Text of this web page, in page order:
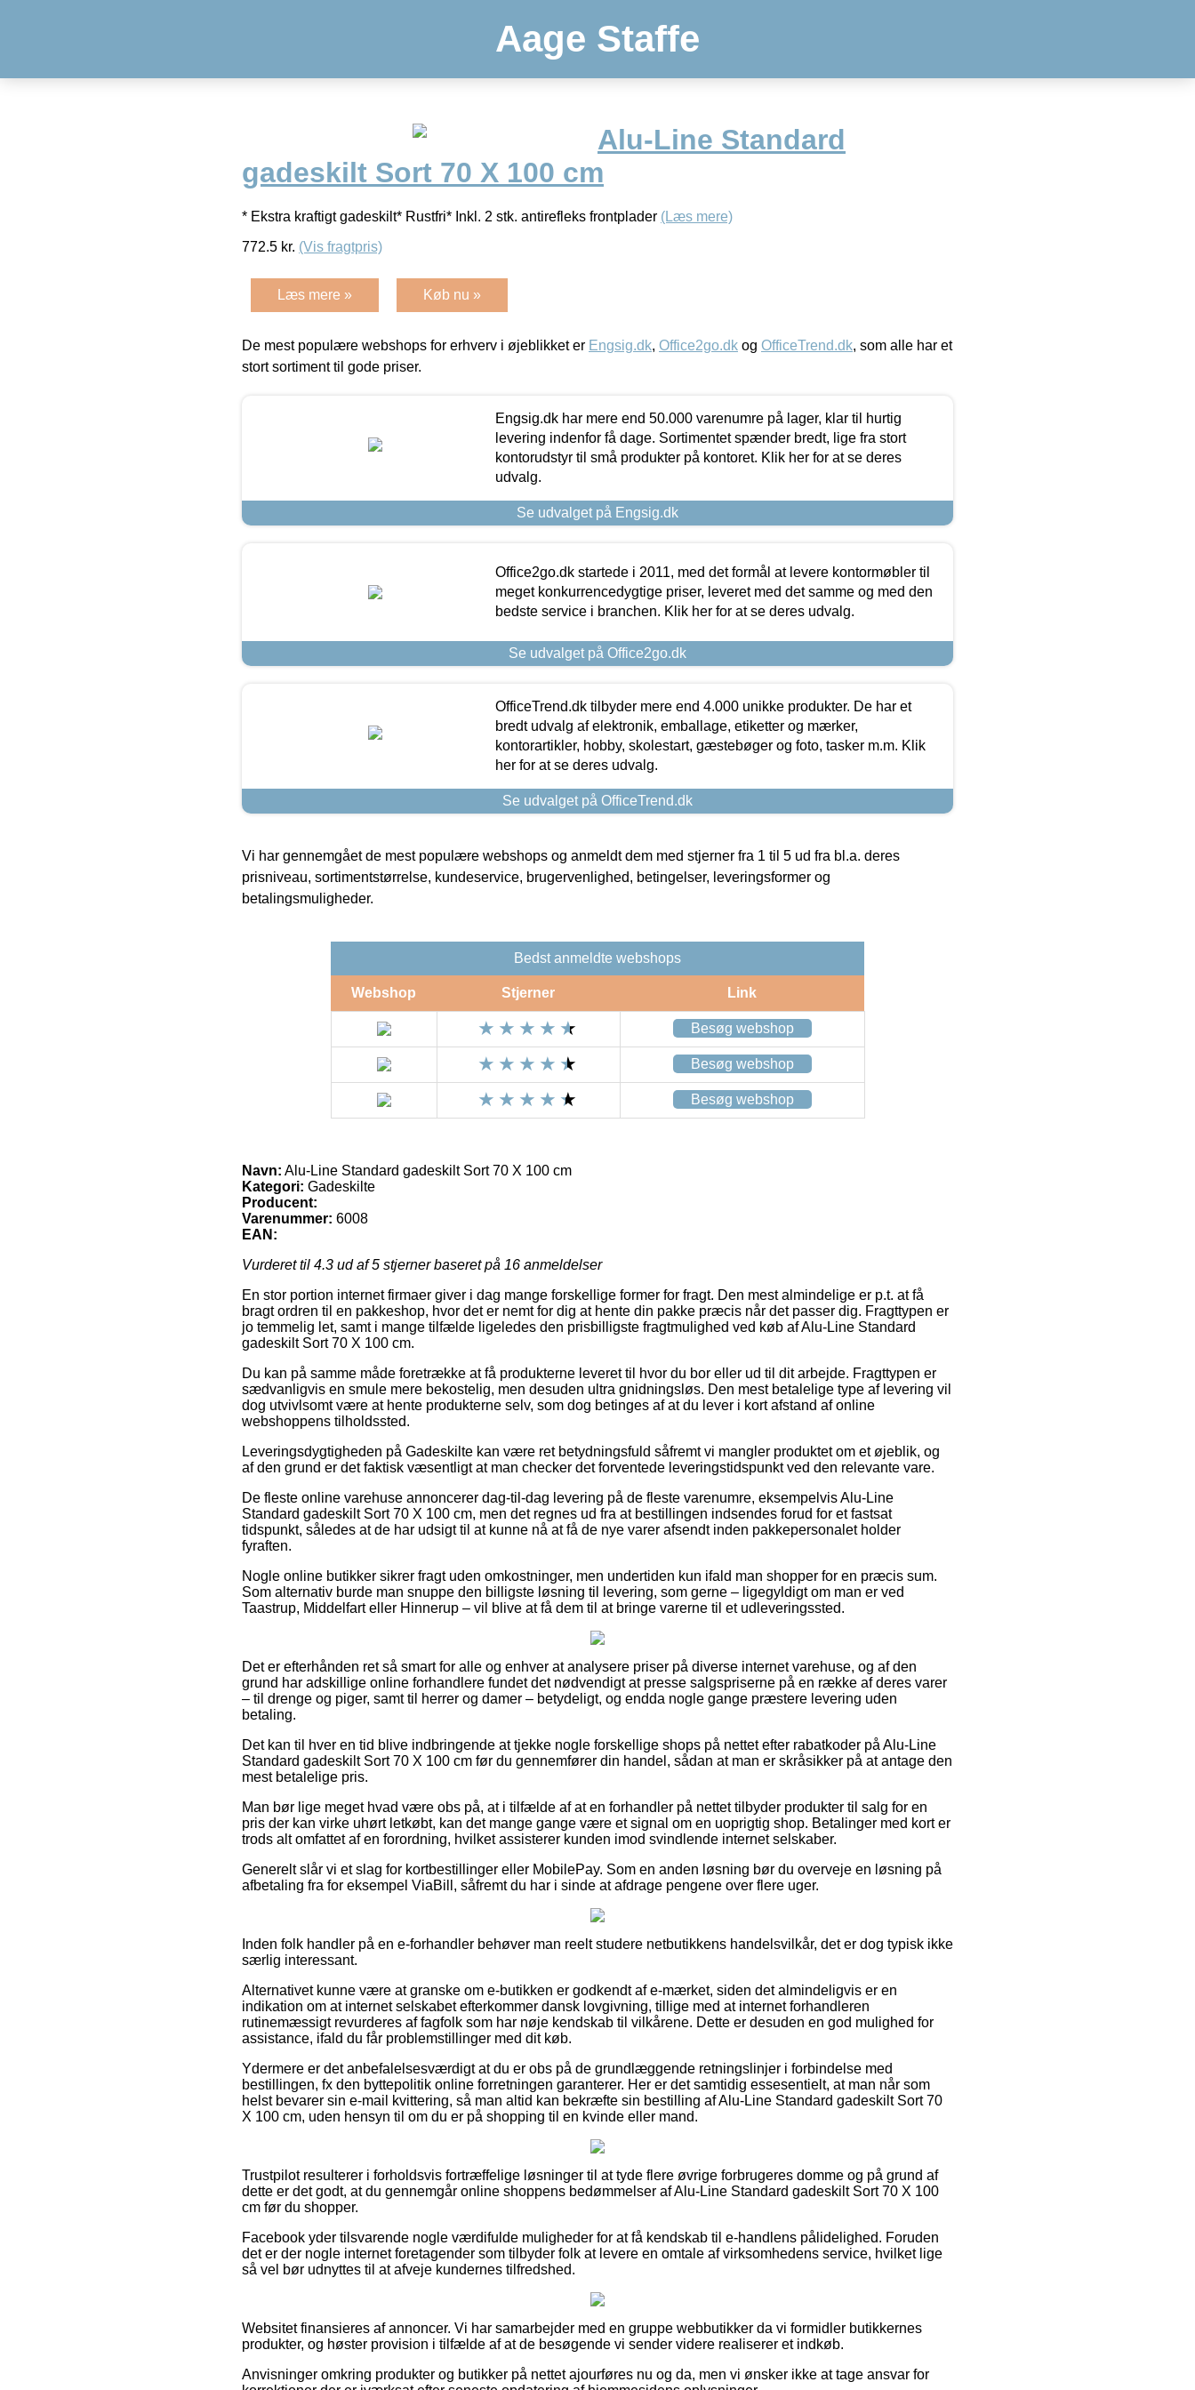
Aage Staffe
Alu-Line Standard
gadeskilt Sort 70 X 100 cm
* Ekstra kraftigt gadeskilt* Rustfri* Inkl. 2 stk. antirefleks frontplader (Læs mere)
772.5 kr. (Vis fragtpris)
Læs mere » Køb nu »
De mest populære webshops for erhverv i øjeblikket er Engsig.dk, Office2go.dk og OfficeTrend.dk, som alle har et
stort sortiment til gode priser.
Engsig.dk har mere end 50.000 varenumre på lager, klar til hurtig
levering indenfor få dage. Sortimentet spænder bredt, lige fra stort
kontorudstyr til små produkter på kontoret. Klik her for at se deres
udvalg.
Se udvalget på Engsig.dk
Office2go.dk startede i 2011, med det formål at levere kontormøbler til
meget konkurrencedygtige priser, leveret med det samme og med den
bedste service i branchen. Klik her for at se deres udvalg.
Se udvalget på Office2go.dk
OfficeTrend.dk tilbyder mere end 4.000 unikke produkter. De har et
bredt udvalg af elektronik, emballage, etiketter og mærker,
kontorartikler, hobby, skolestart, gæstebøger og foto, tasker m.m. Klik
her for at se deres udvalg.
Se udvalget på OfficeTrend.dk
Vi har gennemgået de mest populære webshops og anmeldt dem med stjerner fra 1 til 5 ud fra bl.a. deres
prisniveau, sortimentstørrelse, kundeservice, brugervenlighed, betingelser, leveringsformer og
betalingsmuligheder.
Bedst anmeldte webshops
Webshop Stjerner Link
Besøg webshop
Besøg webshop
Besøg webshop
Navn: Alu-Line Standard gadeskilt Sort 70 X 100 cm
Kategori: Gadeskilte
Producent:
Varenummer: 6008
EAN:
Vurderet til 4.3 ud af 5 stjerner baseret på 16 anmeldelser
En stor portion internet firmaer giver i dag mange forskellige former for fragt. Den mest almindelige er p.t. at få
bragt ordren til en pakkeshop, hvor det er nemt for dig at hente din pakke præcis når det passer dig. Fragttypen er
jo temmelig let, samt i mange tilfælde ligeledes den prisbilligste fragtmulighed ved køb af Alu-Line Standard
gadeskilt Sort 70 X 100 cm.
Du kan på samme måde foretrække at få produkterne leveret til hvor du bor eller ud til dit arbejde. Fragttypen er
sædvanligvis en smule mere bekostelig, men desuden ultra gnidningsløs. Den mest betalelige type af levering vil
dog utvivlsomt være at hente produkterne selv, som dog betinges af at du lever i kort afstand af online
webshoppens tilholdssted.
Leveringsdygtigheden på Gadeskilte kan være ret betydningsfuld såfremt vi mangler produktet om et øjeblik, og
af den grund er det faktisk væsentligt at man checker det forventede leveringstidspunkt ved den relevante vare.
De fleste online varehuse annoncerer dag-til-dag levering på de fleste varenumre, eksempelvis Alu-Line
Standard gadeskilt Sort 70 X 100 cm, men det regnes ud fra at bestillingen indsendes forud for et fastsat
tidspunkt, således at de har udsigt til at kunne nå at få de nye varer afsendt inden pakkepersonalet holder
fyraften.
Nogle online butikker sikrer fragt uden omkostninger, men undertiden kun ifald man shopper for en præcis sum.
Som alternativ burde man snuppe den billigste løsning til levering, som gerne – ligegyldigt om man er ved
Taastrup, Middelfart eller Hinnerup – vil blive at få dem til at bringe varerne til et udleveringssted.
Det er efterhånden ret så smart for alle og enhver at analysere priser på diverse internet varehuse, og af den
grund har adskillige online forhandlere fundet det nødvendigt at presse salgspriserne på en række af deres varer
– til drenge og piger, samt til herrer og damer – betydeligt, og endda nogle gange præstere levering uden
betaling.
Det kan til hver en tid blive indbringende at tjekke nogle forskellige shops på nettet efter rabatkoder på Alu-Line
Standard gadeskilt Sort 70 X 100 cm før du gennemfører din handel, sådan at man er skråsikker på at antage den
mest betalelige pris.
Man bør lige meget hvad være obs på, at i tilfælde af at en forhandler på nettet tilbyder produkter til salg for en
pris der kan virke uhørt letkøbt, kan det mange gange være et signal om en uoprigtig shop. Betalinger med kort er
trods alt omfattet af en forordning, hvilket assisterer kunden imod svindlende internet selskaber.
Generelt slår vi et slag for kortbestillinger eller MobilePay. Som en anden løsning bør du overveje en løsning på
afbetaling fra for eksempel ViaBill, såfremt du har i sinde at afdrage pengene over flere uger.
Inden folk handler på en e-forhandler behøver man reelt studere netbutikkens handelsvilkår, det er dog typisk ikke
særlig interessant.
Alternativet kunne være at granske om e-butikken er godkendt af e-mærket, siden det almindeligvis er en
indikation om at internet selskabet efterkommer dansk lovgivning, tillige med at internet forhandleren
rutinemæssigt revurderes af fagfolk som har nøje kendskab til vilkårene. Dette er desuden en god mulighed for
assistance, ifald du får problemstillinger med dit køb.
Ydermere er det anbefalelsesværdigt at du er obs på de grundlæggende retningslinjer i forbindelse med
bestillingen, fx den byttepolitik online forretningen garanterer. Her er det samtidig essesentielt, at man når som
helst bevarer sin e-mail kvittering, så man altid kan bekræfte sin bestilling af Alu-Line Standard gadeskilt Sort 70
X 100 cm, uden hensyn til om du er på shopping til en kvinde eller mand.
Trustpilot resulterer i forholdsvis fortræffelige løsninger til at tyde flere øvrige forbrugeres domme og på grund af
dette er det godt, at du gennemgår online shoppens bedømmelser af Alu-Line Standard gadeskilt Sort 70 X 100
cm før du shopper.
Facebook yder tilsvarende nogle værdifulde muligheder for at få kendskab til e-handlens pålidelighed. Foruden
det er der nogle internet foretagender som tilbyder folk at levere en omtale af virksomhedens service, hvilket lige
så vel bør udnyttes til at afveje kundernes tilfredshed.
Websitet finansieres af annoncer. Vi har samarbejder med en gruppe webbutikker da vi formidler butikkernes
produkter, og høster provision i tilfælde af at de besøgende vi sender videre realiserer et indkøb.
Anvisninger omkring produkter og butikker på nettet ajourføres nu og da, men vi ønsker ikke at tage ansvar for